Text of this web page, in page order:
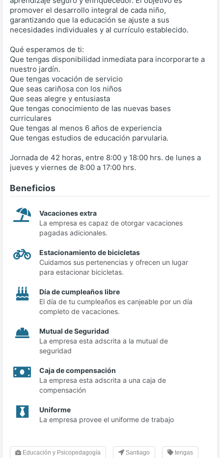
promover el desarrollo integral de cada niño,
garantizando que la educación se ajuste a sus
necesidades individuales y al currículo establecido.
Qué esperamos de ti:
Que tengas disponibilidad inmediata para incorporarte a
nuestro jardín.
Que tengas vocación de servicio
Que seas cariñosa con los niños
Que seas alegre y entusiasta
Que tengas conocimiento de las nuevas bases
curriculares
Que tengas al menos 6 años de experiencia
Que tengas estudios de educación parvularia.
Jornada de 42 horas, entre 8:00 y 18:00 hrs. de lunes a
jueves y viernes de 8:00 a 17:00 hrs.
Beneficios
Vacaciones extra
La empresa es capaz de otorgar vacaciones
pagadas adicionales.
Estacionamiento de bicicletas
Cuidamos sus pertenencias y ofrecen un lugar
para estacionar bicicletas.
Día de cumpleaños libre
El día de tu cumpleaños es canjeable por un día
completo de vacaciones.
Mutual de Seguridad
La empresa esta adscrita a la mutual de
seguridad
Caja de compensación
La empresa esta adscrita a una caja de
compensación
Uniforme
La empresa provee el uniforme de trabajo
Educación y Psicopedagogía Santiago tengas